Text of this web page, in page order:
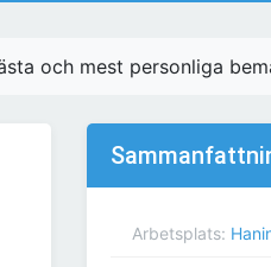
och mest personliga
Arbetsplats: